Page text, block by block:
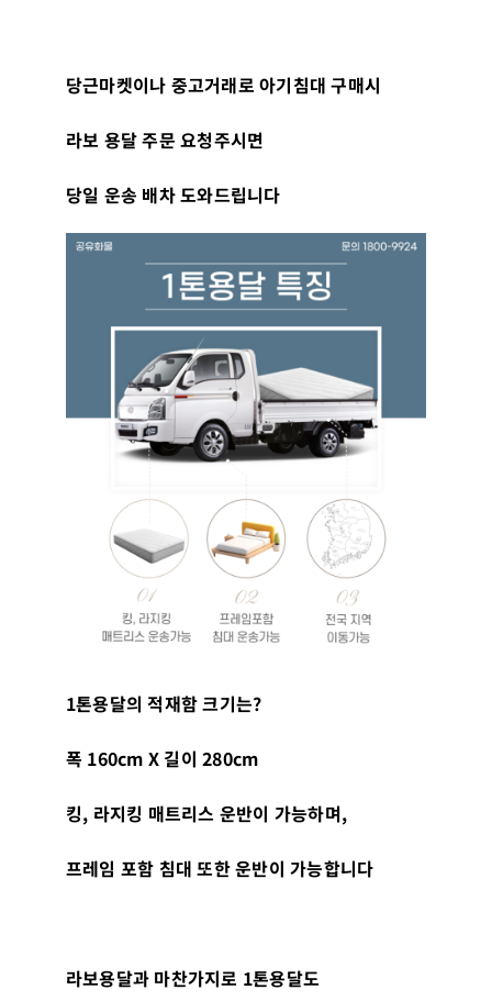
당근마켓이나 중고거래로 아기침대 구매시
라보 용달 주문 요청주시면
당일 운송 배차 도와드립니다
1톤용달의 적재함 크기는?
폭 160cm X 길이280cm
킹, 라지킹 매트리스 운반이 가능하며,
프레임 포함 침대 또한 운반이 가능합니다
라보용달과 마찬가지로 1톤용달도